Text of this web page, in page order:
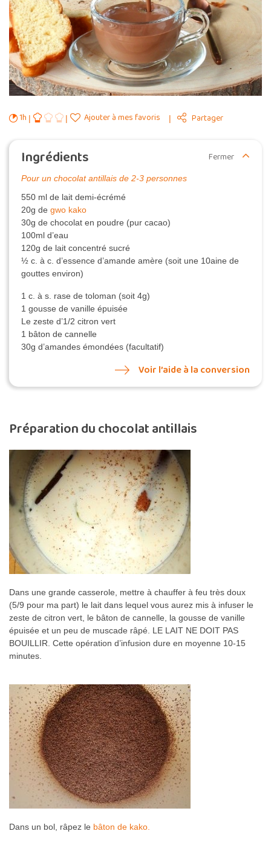
1h Ajouter à mes favoris Partager
Ingrédients Fermer
Pour un chocolat antillais de 2-3 personnes
550 ml de lait demi-écrémé
20g de gwo kako
30g de chocolat en poudre (pur cacao)
100ml d’eau
120g de lait concentré sucré
½ c. à c. d’essence d’amande amère (soit une 10aine de
gouttes environ)
1 c. à s. rase de toloman (soit 4g)
1 gousse de vanille épuisée
Le zeste d’1/2 citron vert
1 bâton de cannelle
30g d’amandes émondées (facultatif)
Voir l’aide à la conversion
Préparation du chocolat antillais
Dans une grande casserole, mettre à chauffer à feu très doux
(5/9 pour ma part) le lait dans lequel vous aurez mis à infuser le
zeste de citron vert, le bâton de cannelle, la gousse de vanille
épuisée et un peu de muscade râpé. LE LAIT NE DOIT PAS
BOUILLIR. Cette opération d’infusion dure en moyenne 10-15
minutes.
Dans un bol, râpez le bâton de kako.